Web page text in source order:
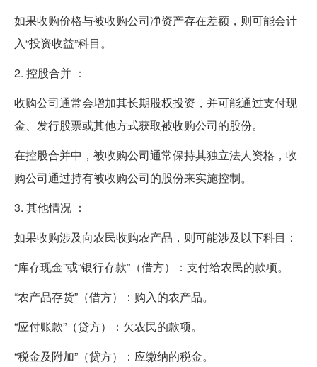
如果收购价格与被收购公司净资产存在差额，则可能会计
入“投资收益”科目。
2. 控股合并 ：
收购公司通常会增加其长期股权投资，并可能通过支付现
金、发行股票或其他方式获取被收购公司的股份。
在控股合并中，被收购公司通常保持其独立法人资格，收
购公司通过持有被收购公司的股份来实施控制。
3. 其他情况 ：
如果收购涉及向农民收购农产品，则可能涉及以下科目：
“库存现金”或“银行存款”（借方）：支付给农民的款项。
“农产品存货”（借方）：购入的农产品。
“应付账款”（贷方）：欠农民的款项。
“税金及附加”（贷方）：应缴纳的税金。